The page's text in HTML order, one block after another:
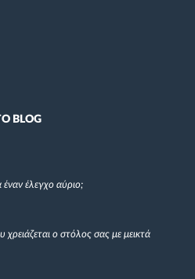
BLOG
έλεγχο αύριο;
ο στόλος σας με μεικτά